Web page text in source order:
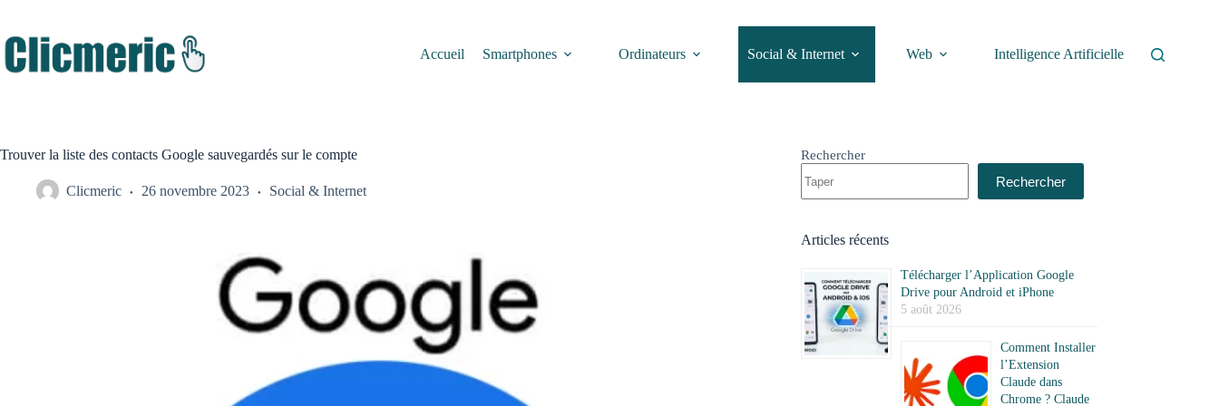
contenu
Accueil
Smartphones Ordinateurs Social & Internet Web Intelligence Artificielle
Trouver la liste des contacts Google sauvegardés sur le compte
Clicmeric 26 novembre 2023 Social & Internet
Rechercher
Rechercher
Articles récents
Télécharger l’Application Google
Drive pour Android et iPhone
5 août 2026
Comment Installer
l’Extension
Claude dans
Chrome ? Claude